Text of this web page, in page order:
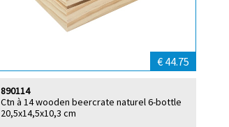
€ 44.75
Ctn à 14 wooden beercrate naturel 6-bottle
20,5x14,5x10,3 cm
890114